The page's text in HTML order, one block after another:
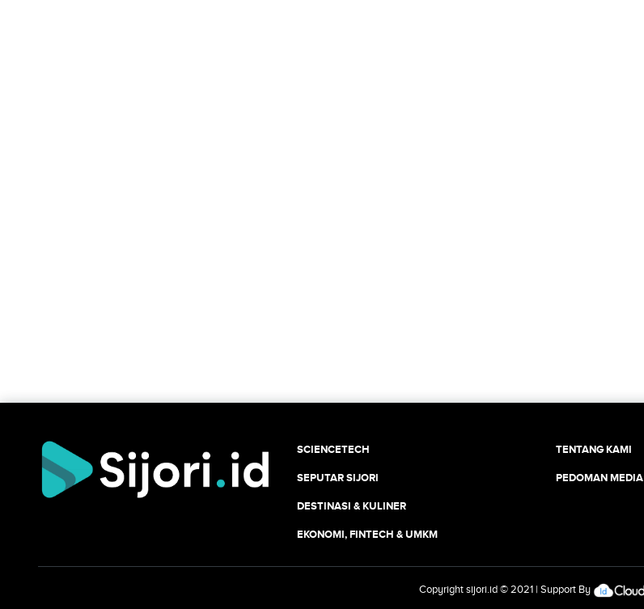
SCIENCETECH
SEPUTAR SIJORI
DESTINASI & KULINER
EKONOMI, FINTECH & UMKM
TENTANG KAMI
PEDOMAN
Copyright sijori.id© 2021 | Support By